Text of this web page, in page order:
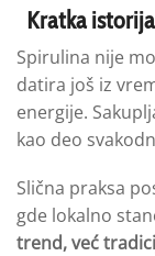
Kratka
Spirulina nije
datira još iz
energije.
kao deo
Slična praksa
gde lokalno
trend, već